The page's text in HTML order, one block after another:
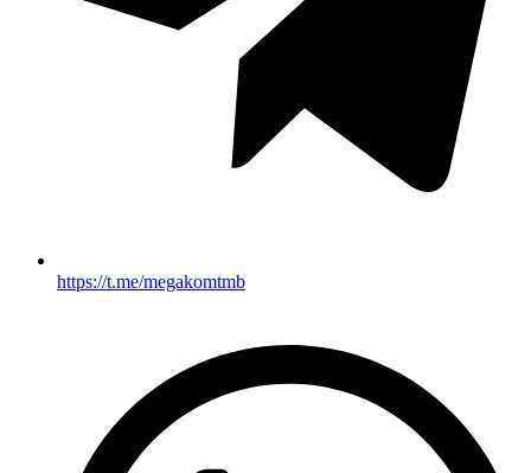
https://t.me/megakomtmb